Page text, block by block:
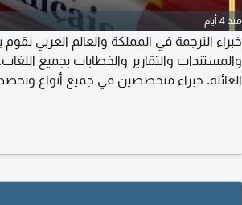
منذ 4 أيام
خبراء الترجمة في المملكة والعالم العربي نقوم
والمستندات والتقارير والخطابات بجميع
العائلة. خبراء متخصصين في جميع أنواع